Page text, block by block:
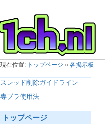
現在位置: トップページ »各掲示板
スレッド削除ガイドライン
専ブラ使用法
トップページ